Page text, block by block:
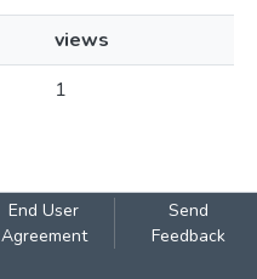
views
1
End User
Agreement
Send
Feedback